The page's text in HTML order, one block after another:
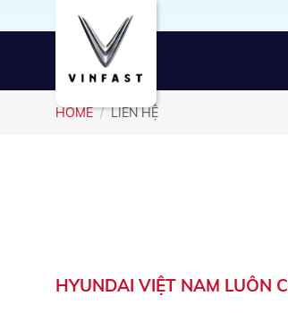
to
HOME / LIÊN HỆ
HYUNDAI VIỆT NAM LUÔN